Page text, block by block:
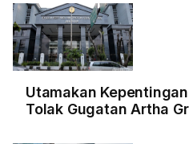
Utamakan
Tolak Gugatan Artha